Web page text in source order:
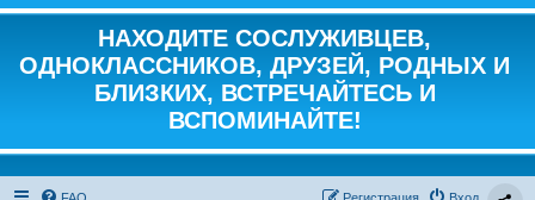
НАХОДИТЕ СОСЛУЖИВЦЕВ,
ОДНОКЛАССНИКОВ, ДРУЗЕЙ, РОДНЫХ И
БЛИЗКИХ, ВСТРЕЧАЙТЕСЬ И
ВСПОМИНАЙТЕ!